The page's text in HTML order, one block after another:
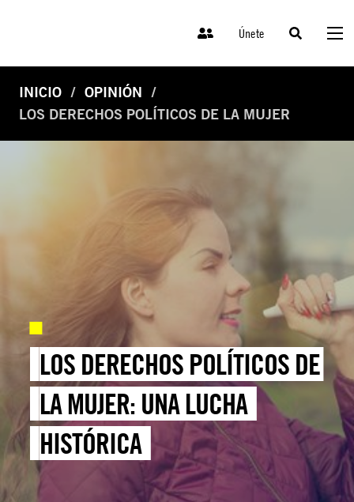
Únete
INICIO
OPINIÓN
LOS DERECHOS POLÍTICOS DE LA MUJER
LOS DERECHOS POLÍTICOS DE
LA MUJER: UNA LUCHA
HISTÓRICA